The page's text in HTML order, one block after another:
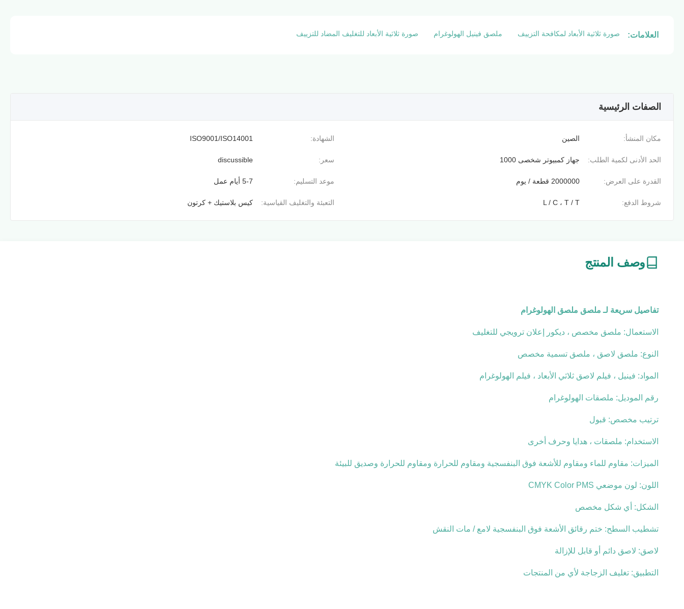
العلامات: صورة ثلاثية الأبعاد لمكافحة التزييف ملصق فينيل الهولوغرام صورة ثلاثية الأبعاد للتغليف المضاد للتزييف
الصفات الرئيسية
مكان المنشأ: الصين الشهادة: ISO9001/ISO14001
الحد الأدنى لكمية الطلب: جهاز كمبيوتر شخصى 1000 سعر: discussible
القدرة على العرض: 2000000 قطعة / يوم موعد التسليم: 5-7 أيام عمل
شروط الدفع: L / C ، T / T التعبئة والتغليف القياسية: كيس بلاستيك + كرتون
وصف المنتج
تفاصيل سريعة لـ ملصق ملصق الهولوغرام
الاستعمال: ملصق مخصص ، ديكور إعلان ترويجي للتغليف
النوع: ملصق لاصق ، ملصق تسمية مخصص
المواد: فينيل ، فيلم لاصق ثلاثي الأبعاد ، فيلم الهولوغرام
رقم الموديل: ملصقات الهولوغرام
ترتيب مخصص: قبول
الاستخدام: ملصقات ، هدايا وحرف أخرى
الميزات: مقاوم للماء ومقاوم للأشعة فوق البنفسجية ومقاوم للحرارة ومقاوم للحرارة وصديق للبيئة
اللون: لون موضعي CMYK Color PMS
الشكل: أي شكل مخصص
تشطيب السطح: ختم رقائق الأشعة فوق البنفسجية لامع / مات النقش
لاصق: لاصق دائم أو قابل للإزالة
التطبيق: تغليف الزجاجة لأي من المنتجات